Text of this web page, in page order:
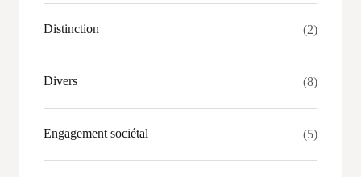
Distinction (2)
Divers (8)
Engagement sociétal (5)